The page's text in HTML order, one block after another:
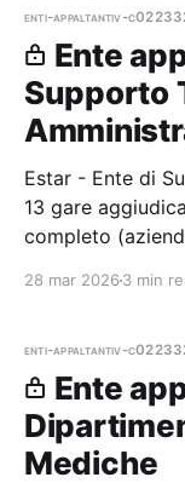
enti-appaltantiv-
Ente
Supporto
Estar - Ente di
13 gare
completo
28 mar 2026 3 min
enti-appaltantiv-
Ente
Mediche